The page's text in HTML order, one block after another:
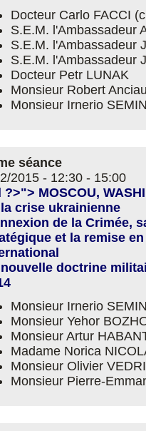
Docteur Carlo FACCI
S.E.M. l'Ambassadeur
S.E.M. l'Ambassadeur
S.E.M. l'Ambassadeur
Docteur Petr LUNAK
Monsieur Robert
Monsieur Irnerio
séance
2015 - 12:30 - 15:00
?>"> MOSCOU,
crise ukrainienne
de la Crimée,
et la remise
doctrine
Monsieur Irnerio
Monsieur Yehor
Monsieur Artur
Madame Norica
Monsieur Olivier
Monsieur Pierre-